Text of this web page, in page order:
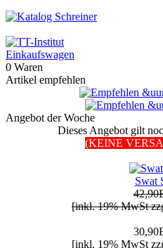
Einkaufswagen
0 Waren
Artikel empfehlen
Angebot der Woche
Dieses Angebot gilt
(KEINE
Swat
[inkl. 19% MwSt
[inkl. 19% MwSt